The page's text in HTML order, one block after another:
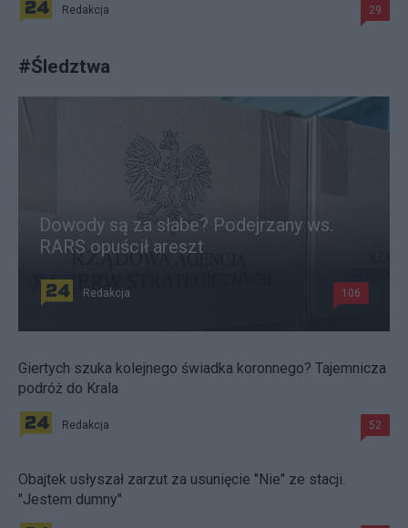
Redakcja 29
#Śledztwa
Dowody są za słabe? Podejrzany ws.
RARS opuścił areszt
Redakcja 106
Giertych szuka kolejnego świadka koronnego? Tajemnicza
podróż do Krala
Redakcja 52
Obajtek usłyszał zarzut za usunięcie "Nie" ze stacji.
"Jestem dumny"